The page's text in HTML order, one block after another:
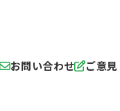
お問い合わせ ご意